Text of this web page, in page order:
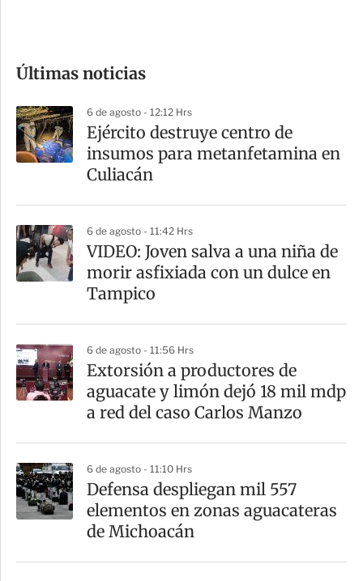
m
a
r
t
Últimas noticias
6 de agosto - 12:12 Hrs
​Ejército destruye centro de
insumos para metanfetamina en
Culiacán
6 de agosto - 11:42 Hrs
VIDEO: Joven salva a una niña de
morir asfixiada con un dulce en
Tampico
6 de agosto - 11:56 Hrs
Extorsión a productores de
aguacate y limón dejó 18 mil mdp
a red del caso Carlos Manzo
6 de agosto - 11:10 Hrs
Defensa despliegan mil 557
elementos en zonas aguacateras
de Michoacán